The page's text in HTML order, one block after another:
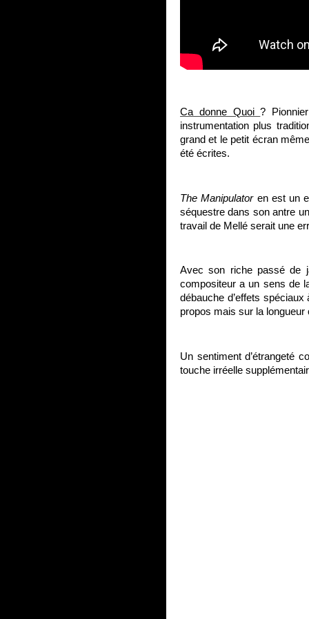
Ca donne Quoi?
instrumentation plus
grand et le petit écran
été écrites.
The Manipulatoren est un
séquestre dans son antre
travail de Mellé serait une
Avec son riche passé de
compositeur a un sens de
débauche d’effets
propos mais sur la longueur
Un sentiment d’étrangeté
touche irréelle